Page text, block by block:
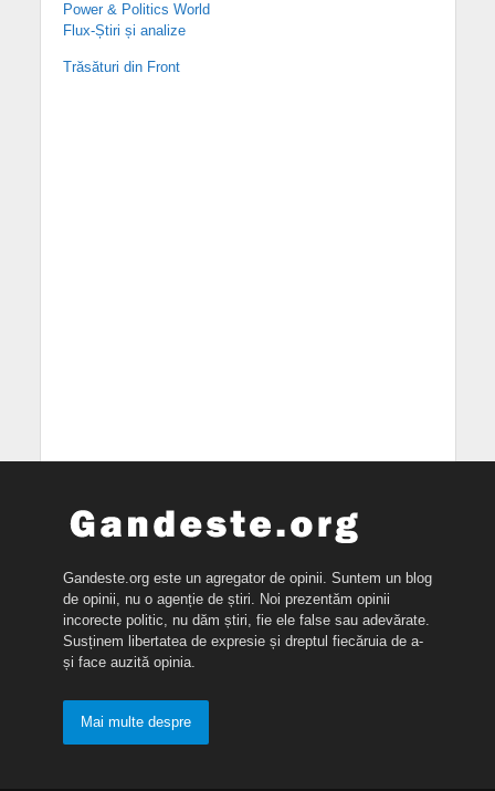
Power & Politics World
Flux-Știri și analize
Trăsături din Front
Gandeste.org este un agregator de opinii. Suntem un blog
de opinii, nu o agenție de știri. Noi prezentăm opinii
incorecte politic, nu dăm știri, fie ele false sau adevărate.
Susținem libertatea de expresie și dreptul fiecăruia de a-
și face auzită opinia.
Mai multe despre